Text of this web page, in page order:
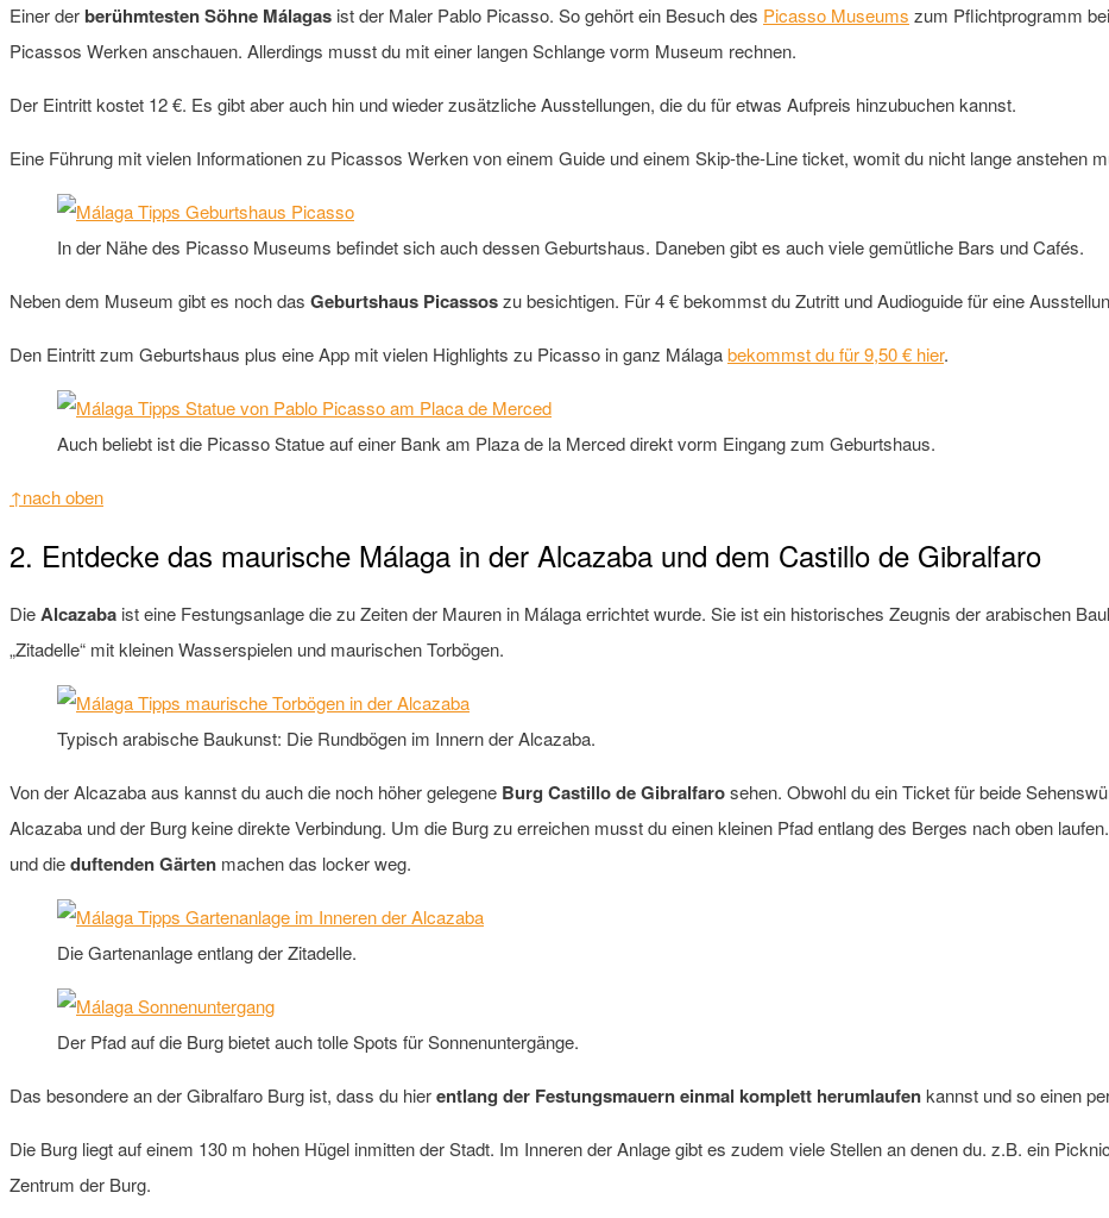
Einer derberühmtesten Söhne Málagas ist der Maler Pablo Picasso. So gehört ein Besuch des Picasso Museums zum Pflichtprogramm
Picassos Werken anschauen. Allerdings musst du mit einer langen Schlange vorm Museum rechnen.
Der Eintritt kostet 12 €. Es gibt aber auch hin und wieder zusätzliche Ausstellungen, die du für etwas Aufpreis hinzubuchen kannst.
Eine Führung mit vielen Informationen zu Picassos Werken von einem Guide und einem Skip-the-Line ticket, womit du nicht lange anstehen
In der Nähe des Picasso Museums befindet sich auch dessen Geburtshaus. Daneben gibt es auch viele gemütliche Bars und Cafés.
Neben dem Museum gibt es noch das Geburtshaus Picassoszu besichtigen. Für 4 € bekommst du Zutritt und Audioguide für eine
Den Eintritt zum Geburtshaus plus eine App mit vielen Highlights zu Picasso in ganz Málagabekommst du für 9,50 € hier.
Auch beliebt ist die Picasso Statue auf einer Bank am Plaza de la Merced direkt vorm Eingang zum Geburtshaus.
↑nach oben
2. Entdecke das maurische Málaga in der Alcazaba und dem Castillo de Gibralfaro
DieAlcazaba ist eine Festungsanlage die zu Zeiten der Mauren in Málaga errichtet wurde. Sie ist ein historisches Zeugnis der arabischen
„Zitadelle“ mit kleinen Wasserspielen und maurischen Torbögen.
Typisch arabische Baukunst: Die Rundbögen im Innern der Alcazaba.
Von der Alcazaba aus kannst du auch die noch höher gelegene Burg Castillo de Gibralfarosehen. Obwohl du ein Ticket für beide
Alcazaba und der Burg keine direkte Verbindung. Um die Burg zu erreichen musst du einen kleinen Pfad entlang des Berges nach oben
und dieduftenden Gärten machen das locker weg.
Die Gartenanlage entlang der Zitadelle.
Der Pfad auf die Burg bietet auch tolle Spots für Sonnenuntergänge.
Das besondere an der Gibralfaro Burg ist, dass du hierentlang der Festungsmauern einmal komplett herumlaufenkannst und so einen
Die Burg liegt auf einem 130 m hohen Hügel inmitten der Stadt. Im Inneren der Anlage gibt es zudem viele Stellen an denen du. z.B. ein
Zentrum der Burg.